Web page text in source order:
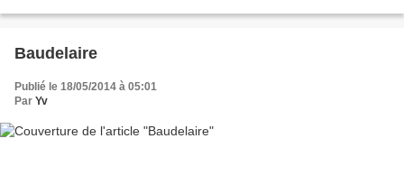
Baudelaire
Publié le 18/05/2014 à 05:01
Par Yv